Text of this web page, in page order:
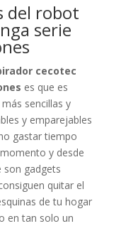
del robot
serie
cecotec
es que es
sencillas y
y emparejables
gastar tiempo
y desde
son gadgets
quitar el
de tu hogar
en tan solo un